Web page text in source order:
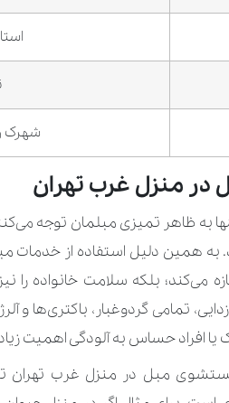
شهرک
منزل غرب تهران
به ظاهر تمیزی مبلمان توجه
همین دلیل استفاده از خدمات
می‌کند؛ بلکه سلامت خانواده
تمامی گردوغبار، باکتری‌ها
یا افراد حساس به آلودگی اهمیت
مبل در منزل غرب تهران